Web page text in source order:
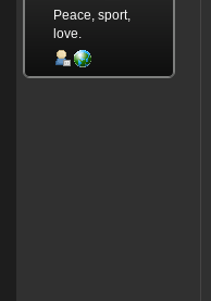
Peace, sport,
love.